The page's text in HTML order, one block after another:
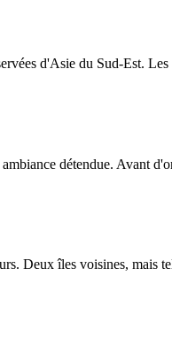
d'Asie du Sud-Est.
détendue. Avant
Deux îles voisines, mais